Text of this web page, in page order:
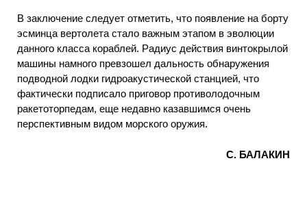
В заключение следует отметить, что появление на борту
эсминца вертолета стало важным этапом в эволюции
данного класса кораблей. Радиус действия винтокрылой
машины намного превзошел дальность обнаружения
подводной лодки гидроакустической станцией, что
фактически подписало приговор противолодочным
ракетоторпедам, еще недавно казавшимся очень
перспективным видом морского оружия.
С. БАЛАКИН